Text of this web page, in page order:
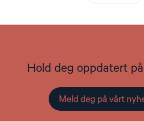
Hold deg oppdatert
Meld deg på vårt